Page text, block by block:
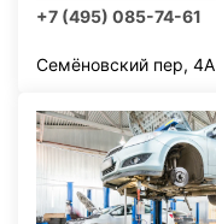
+7 (495) 085-74-61
Семёновский пер, 4А